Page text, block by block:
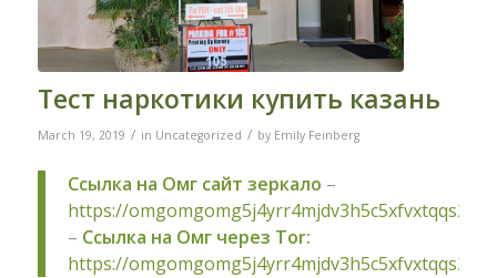
Тест наркотики купить казань
March 19, 2019 / in Uncategorized / by Emily Feinberg
Ссылка на Омг сайт зеркало –
https://
– Ссылка на Омг через Tor:
https://